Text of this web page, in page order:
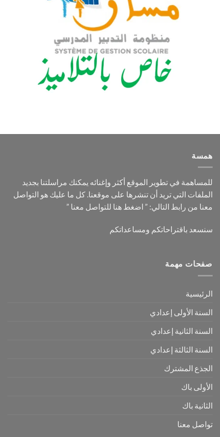
همسة
للمساهمة في تطوير الموقع أكثر وإغنائه يمكنك مراسلتنا بجديد
الملفات التي تريد أن تنشرها على موقعنا. كل ما عليك هو التواصل
معنا من رابط التالي: ” اضغط هنا للتواصل معنا ”
سنسعد باقتراحاتكم ومساعداتكم
صفحات مهمة
الرئيسية
السنة الأولى إعدادي
السنة الثانية إعدادي
السنة الثالثة إعدادي
الجذع المشترك
الأولى باك
الثانية باك
تواصل معنا